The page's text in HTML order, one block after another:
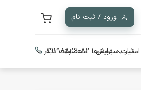
ورود / ثبت نام
پوسترها محصولات دیگر ثبت سفارش : 09198826082